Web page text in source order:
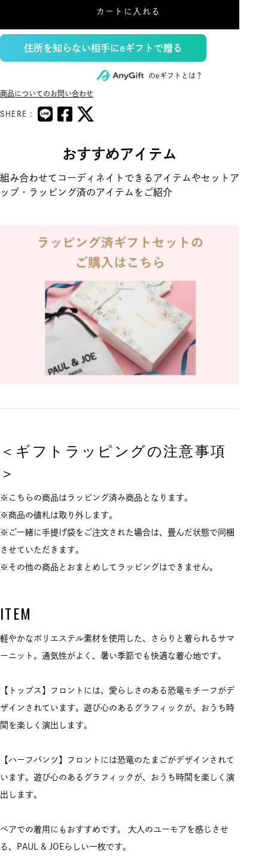
カートに入れる
住所を知らない相手にeギフトで贈る
のeギフトとは？
商品についてのお問い合わせ
SHERE :
おすすめアイテム
組み合わせてコーディネイトできるアイテムやセットア
ップ・ラッピング済のアイテムをご紹介
＜ギフトラッピングの注意事項
＞
※こちらの商品はラッピング済み商品となります。
※商品の値札は取り外します。
※ご一緒に手提げ袋をご注文された場合は、畳んだ状態で同梱
させていただきます。
※その他の商品とおまとめしてラッピングはできません。
ITEM
軽やかなポリエステル素材を使用した、さらりと着られるサマ
ーニット。通気性がよく、暑い季節でも快適な着心地です。
【トップス】フロントには、愛らしさのある恐竜モチーフがデ
ザインされています。遊び心のあるグラフィックが、おうち時
間を楽しく演出します。
【ハーフパンツ】フロントには恐竜のたまごがデザインされて
います。遊び心のあるグラフィックが、おうち時間を楽しく演
出します。
ペアでの着用にもおすすめです。 大人のユーモアを感じさせ
る、PAUL & JOEらしい一枚です。